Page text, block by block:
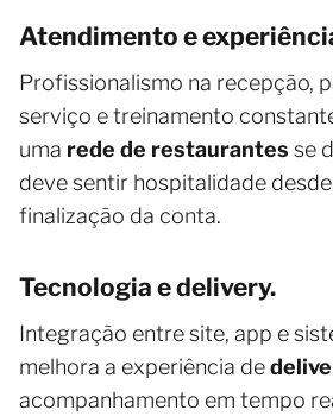
Atendimento e
Profissionalismo na recepção,
serviço e treinamento
uma rede de restaurantes se
deve sentir hospitalidade
finalização da conta.
Tecnologia e delivery.
Integração entre site, app e
melhora a experiência de
acompanhamento em tempo